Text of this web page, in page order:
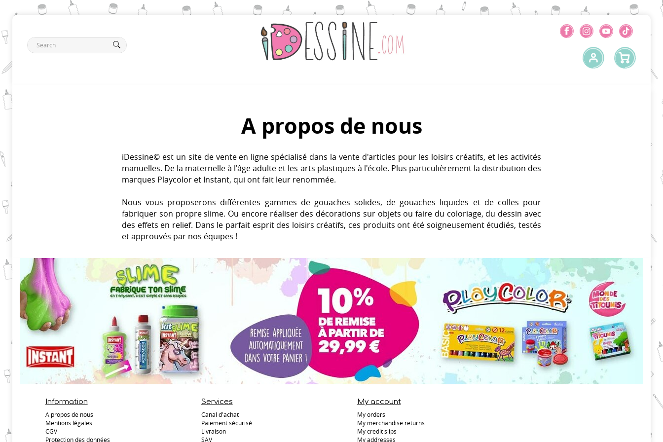
A propos de nous
iDessine© est un site de vente en ligne spécialisé dans la vente d'articles pour les loisirs créatifs, et les activités
manuelles. De la maternelle à l'âge adulte et les arts plastiques à l'école. Plus particulièrement la distribution des
marques Playcolor et Instant, qui ont fait leur renommée.
Nous vous proposerons différentes gammes de gouaches solides, de gouaches liquides et de colles pour
fabriquer son propre slime. Ou encore réaliser des décorations sur objets ou faire du coloriage, du dessin avec
des effets en relief. Dans le parfait esprit des loisirs créatifs, ces produits ont été soigneusement étudiés, testés
et approuvés par nos équipes !
Information
A propos de nous
Mentions légales
CGV
Protection des données
Services
Canal d'achat
Paiement sécurisé
Livraison
SAV
My account
My orders
My merchandise returns
My credit slips
My addresses